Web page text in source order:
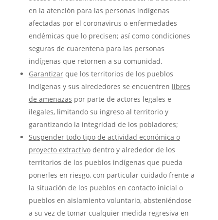
en la atención para las personas indígenas
afectadas por el coronavirus o enfermedades
endémicas que lo precisen; así como condiciones
seguras de cuarentena para las personas
indígenas que retornen a su comunidad.
Garantizarque los territorios de los pueblos
indígenas y sus alrededores se encuentren libres
de amenazas por parte de actores legales e
ilegales, limitando su ingreso al territorio y
garantizando la integridad de los pobladores;
Suspender todo tipo de actividad económica o
proyecto extractivodentro y alrededor de los
territorios de los pueblos indígenas que pueda
ponerles en riesgo, con particular cuidado frente a
la situación de los pueblos en contacto inicial o
pueblos en aislamiento voluntario, absteniéndose
a su vez de tomar cualquier medida regresiva en